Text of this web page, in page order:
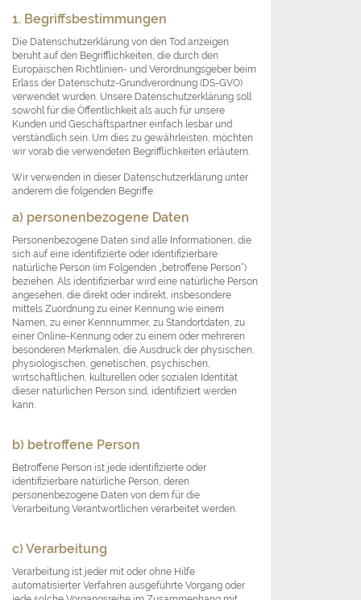
1. Begriffsbestimmungen
Die Datenschutzerklärung von den Tod anzeigen
beruht auf den Begrifflichkeiten, die durch den
Europäischen Richtlinien- und Verordnungsgeber beim
Erlass der Datenschutz-Grundverordnung (DS-GVO)
verwendet wurden. Unsere Datenschutzerklärung soll
sowohl für die Öffentlichkeit als auch für unsere
Kunden und Geschäftspartner einfach lesbar und
verständlich sein. Um dies zu gewährleisten, möchten
wir vorab die verwendeten Begrifflichkeiten erläutern.
Wir verwenden in dieser Datenschutzerklärung unter
anderem die folgenden Begriffe:
a) personenbezogene Daten
Personenbezogene Daten sind alle Informationen, die
sich auf eine identifizierte oder identifizierbare
natürliche Person (im Folgenden „betroffene Person“)
beziehen. Als identifizierbar wird eine natürliche Person
angesehen, die direkt oder indirekt, insbesondere
mittels Zuordnung zu einer Kennung wie einem
Namen, zu einer Kennnummer, zu Standortdaten, zu
einer Online-Kennung oder zu einem oder mehreren
besonderen Merkmalen, die Ausdruck der physischen,
physiologischen, genetischen, psychischen,
wirtschaftlichen, kulturellen oder sozialen Identität
dieser natürlichen Person sind, identifiziert werden
kann.
b) betroffene Person
Betroffene Person ist jede identifizierte oder
identifizierbare natürliche Person, deren
personenbezogene Daten von dem für die
Verarbeitung Verantwortlichen verarbeitet werden.
c) Verarbeitung
Verarbeitung ist jeder mit oder ohne Hilfe
automatisierter Verfahren ausgeführte Vorgang oder